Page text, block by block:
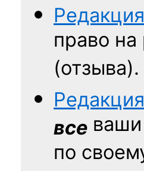
Редакция
право
(отзыва).
Редакция
все
по